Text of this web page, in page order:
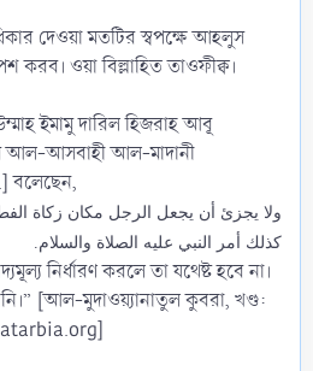
দেওয়া মতটির স্বপক্ষে আহলুস
করব। ওয়া বিল্লাহিত তাওফীক্ব।
ইমামু দারিল হিজরাহ আবূ
আল-আসবাহী আল-মাদানী
বলেছেন,
ولا يجزئ أن يجعل الرجل مكان زكاة
كذلك أمر النبي عليه الصلاة والسلام.
নির্ধারণ করলে তা যথেষ্ট হবে না।